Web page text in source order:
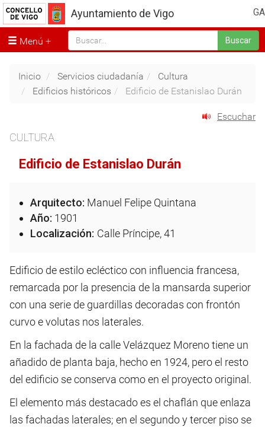
GA
Ayuntamiento de Vigo
Menú Buscar
Inicio Servicios ciudadanía
Cultura
Edificios históricos
Edificio de Estanislao Durán
Escuchar
CULTURA
Edificio de Estanislao Durán
Arquitecto: Manuel Felipe Quintana
Año: 1901
Localización: Calle Príncipe, 41
Edificio de estilo ecléctico con influencia francesa,
remarcada por la presencia de la mansarda superior
con una serie de guardillas decoradas con frontón
curvo e volutas nos laterales.
En la fachada de la calle Velázquez Moreno tiene un
añadido de planta baja, hecho en 1924, pero el resto
del edificio se conserva como en el proyecto original.
El elemento más destacado es el chaflán que enlaza
las fachadas laterales; en el segundo y tercer piso se